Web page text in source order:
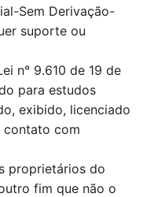
Sem Derivação-
suporte ou
n° 9.610 de 19 de
para estudos
exibido, licenciado
contato com
proprietários do
fim que não o